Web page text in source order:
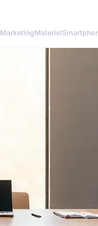
MarketingMateriel